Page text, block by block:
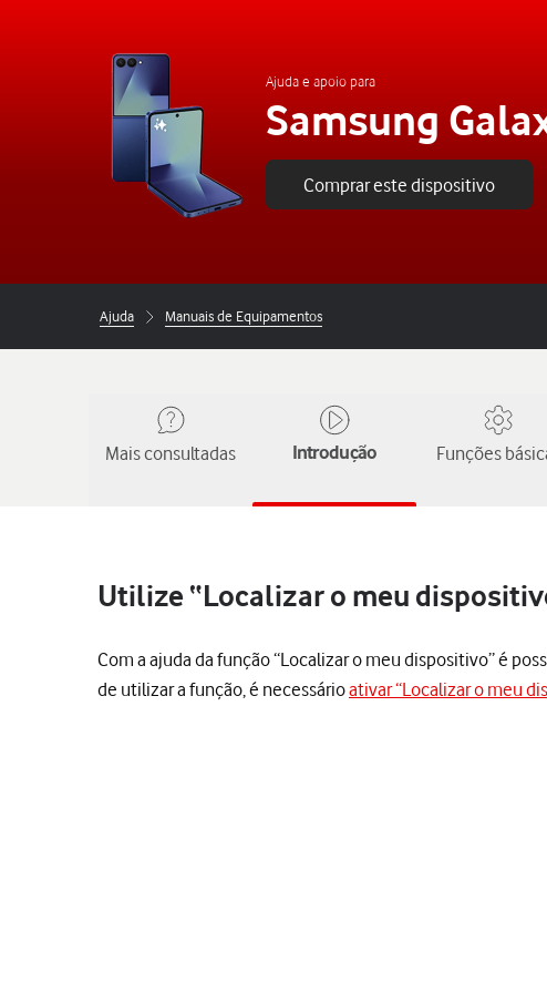
Ajuda e apoio para
Samsung
Comprar este dispositivo
Ajuda Manuais de Equipamentos
Mais consultadas Introdução Funções
Utilize “Localizar o meu
Com a ajuda da função “Localizar o meu dispositivo” é
de utilizar a função, é necessárioativar “Localizar o meu